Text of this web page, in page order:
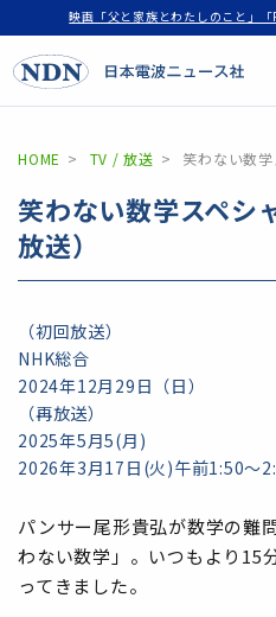
映画「父と家族とわたしのこと」「
HOME TV / 放送 笑わない数学
笑わない数学スペシ
放送）
（初回放送）
NHK総合
2024年12月29日（日）
（再放送）
2025年5月5(月)
2026年3月17日(火)午前1:50〜
パンサー尾形貴弘が数学の難
わない数学」。いつもより15
ってきました。